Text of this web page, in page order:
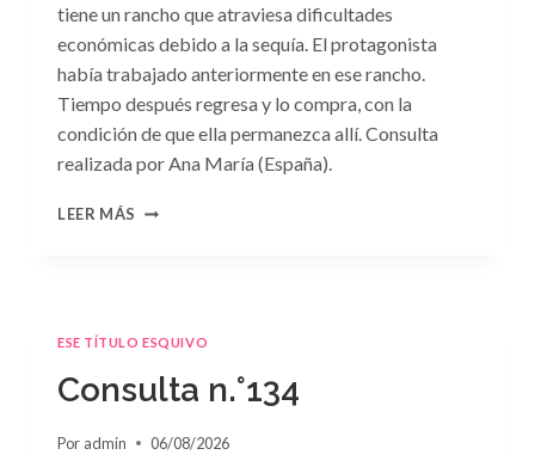
tiene un rancho que atraviesa dificultades
económicas debido a la sequía. El protagonista
había trabajado anteriormente en ese rancho.
Tiempo después regresa y lo compra, con la
condición de que ella permanezca allí. Consulta
realizada por Ana María (España).
LEER MÁS CONSULTA
ESE TÍTULO ESQUIVO
Consulta n.°134
Por admin 06/08/2026